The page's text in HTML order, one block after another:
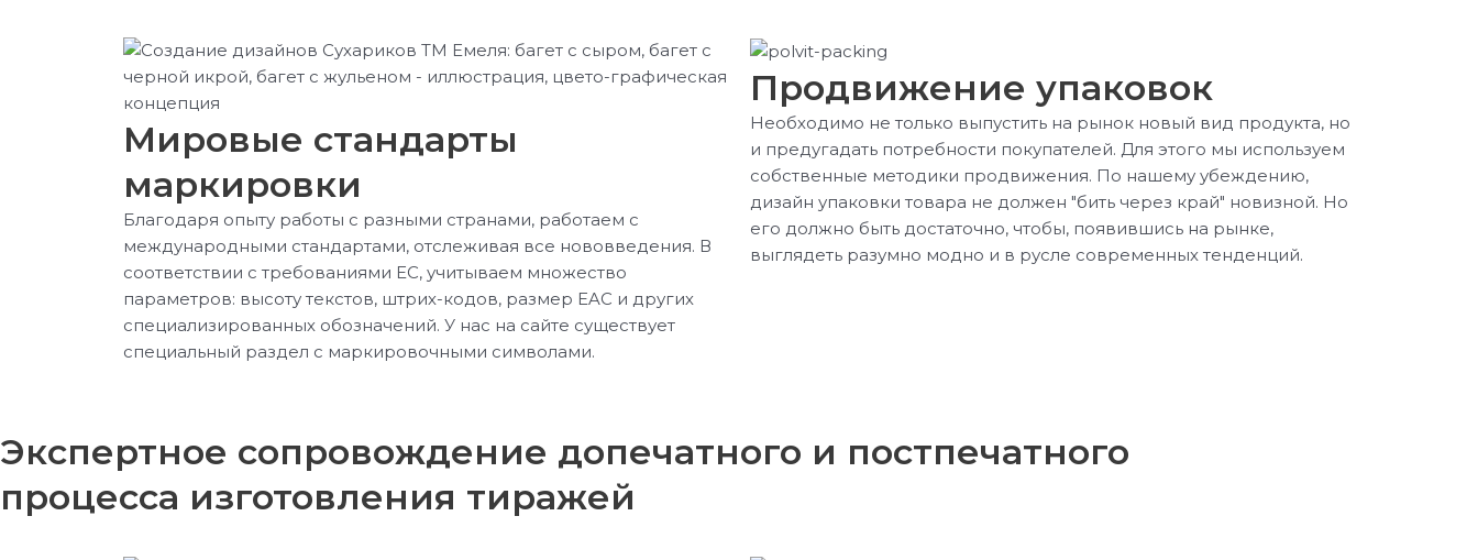
Мировые стандарты
маркировки
Благодаря опыту работы с разными странами, работаем с
международными стандартами, отслеживая все нововведения. В
соответствии с требованиями ЕС, учитываем множество
параметров: высоту текстов, штрих-кодов, размер EAC и других
специализированных обозначений. У нас на сайте существует
специальный раздел с маркировочными символами.
Продвижение упаковок
Необходимо не только выпустить на рынок новый вид продукта, но
и предугадать потребности покупателей. Для этого мы используем
собственные методики продвижения. По нашему убеждению,
дизайн упаковки товара не должен "бить через край" новизной. Но
его должно быть достаточно, чтобы, появившись на рынке,
выглядеть разумно модно и в русле современных тенденций.
Экспертное сопровождение допечатного и постпечатного
процесса изготовления тиражей